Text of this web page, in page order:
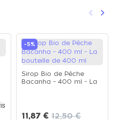
Précédent
keyboard_arrow_left keyboard_arrow_right
-5%
Sirop Bio de Pêche
Bacanha - 400 ml - La
11,87 € 12,50 €